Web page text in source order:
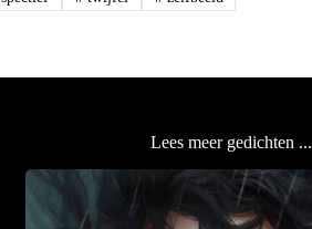
Lees meer gedichten ...